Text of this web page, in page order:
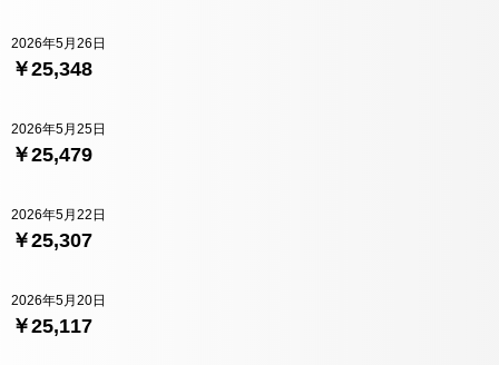
￥25,348
2026年5月26日
￥25,479
2026年5月25日
￥25,307
2026年5月22日
￥25,117
2026年5月20日